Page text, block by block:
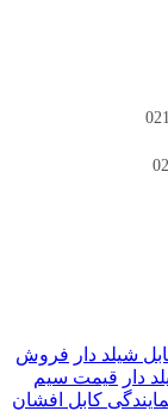
شیلد دار فروش
دار قیمت سیم
کابل افشان